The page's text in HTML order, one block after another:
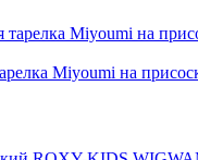
Мiyoumi на